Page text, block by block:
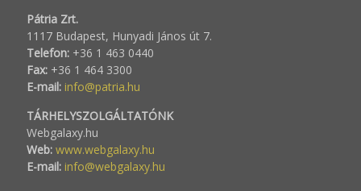
Pátria Zrt.
1117 Budapest, Hunyadi János út 7.
Telefon: +36 1 463 0440
Fax: +36 1 464 3300
E-mail: info@patria.hu
TÁRHELYSZOLGÁLTATÓNK
Webgalaxy.hu
Web: www.webgalaxy.hu
E-mail: info@webgalaxy.hu